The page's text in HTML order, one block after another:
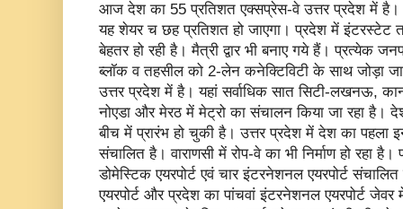
आज देश का 55 प्रतिशत एक्सप्रेस-वे उत्तर प्रदेश में है।
यह शेयर च छह प्रतिशत हो जाएगा। प्रदेश में इंटरस्टेट
बेहतर हो रही है। मैत्री द्वार भी बनाए गये हैं। प्रत्येक
ब्लॉक व तहसील को 2-लेन कनेक्टिविटी के साथ जोड़ा
उत्तर प्रदेश में है। यहां सर्वाधिक सात सिटी-लखनऊ,
नोएडा और मेरठ में मेट्रो का संचालन किया जा रहा है।
बीच में प्रारंभ हो चुकी है। उत्तर प्रदेश में देश का पहला
संचालित है। वाराणसी में रोप-वे का भी निर्माण हो रहा
डोमेस्टिक एयरपोर्ट एवं चार इंटरनेशनल एयरपोर्ट
एयरपोर्ट और प्रदेश का पांचवां इंटरनेशनल एयरपोर्ट जेवर